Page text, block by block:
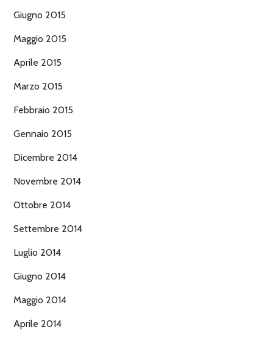
Giugno 2015
Maggio 2015
Aprile 2015
Marzo 2015
Febbraio 2015
Gennaio 2015
Dicembre 2014
Novembre 2014
Ottobre 2014
Settembre 2014
Luglio 2014
Giugno 2014
Maggio 2014
Aprile 2014